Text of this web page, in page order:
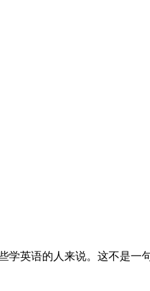
英语的人来说。这不是